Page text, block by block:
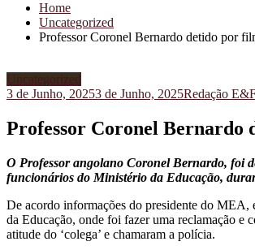
Home
Uncategorized
Professor Coronel Bernardo detido por
Uncategorized
3 de Junho, 20253 de Junho, 2025Redação
Professor Coronel
O Professor angolano Coronel Bernardo, foi
funcionários do Ministério da Educação,
De acordo informações do presidente do MEA,
da Educação, onde foi fazer uma reclamação e
atitude do ‘colega’ e chamaram a polícia.